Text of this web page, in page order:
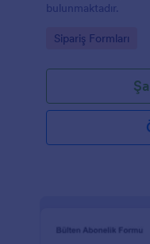
bulunmaktadır.
Go to Category:
Sipariş Formları